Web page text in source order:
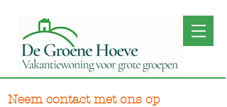
Neem contact met ons op